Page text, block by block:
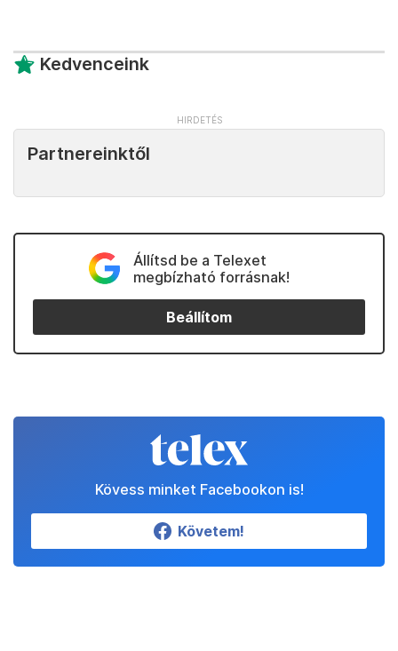
Kedvenceink
Partnereinktől
Állítsd be a Telexet
megbízható forrásnak!
Beállítom
Kövess minket Facebookon is!
Követem!